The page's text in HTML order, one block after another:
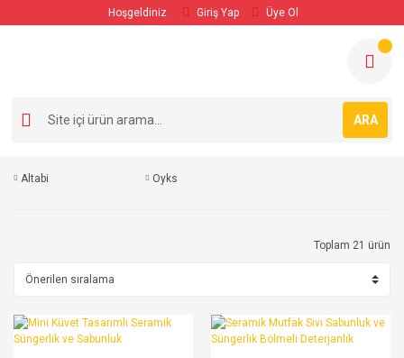
Hoşgeldiniz Giriş Yap Üye Ol
ARA
Altabi Oyks
Toplam 21 ürün